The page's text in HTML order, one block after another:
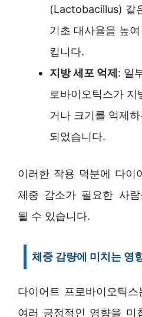
(Lactobacillus) 같
기초 대사율을 높
킵니다.
지방 세포 억제: 일
로바이오틱스가 지
거나 크기를 억제
되었습니다.
이러한 작용 덕분에 다이
체중 감소가 필요한 사
될 수 있습니다.
체중 감량에 미치는 영
다이어트 프로바이오틱
여러 긍정적인 영향을 미